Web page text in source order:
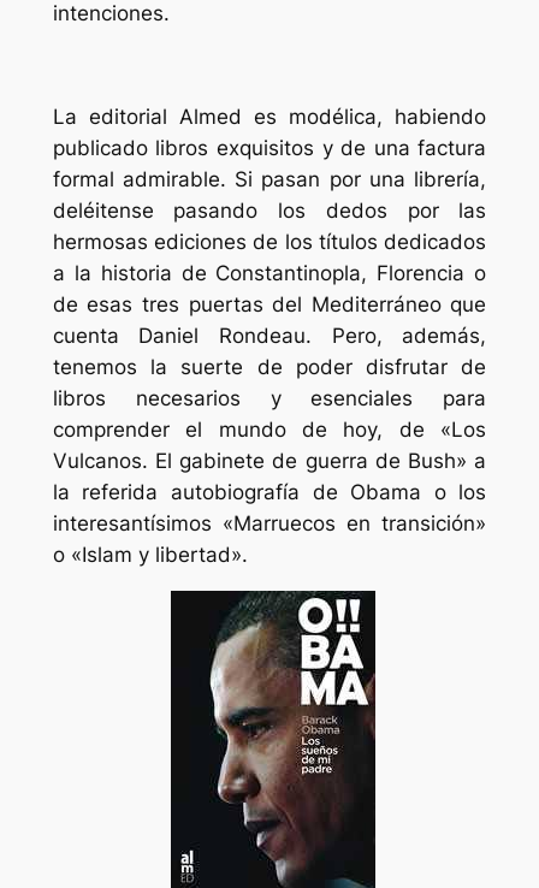
intenciones.
La editorial Almed es modélica, habiendo
publicado libros exquisitos y de una factura
formal admirable. Si pasan por una librería,
deléitense pasando los dedos por las
hermosas ediciones de los títulos dedicados
a la historia de Constantinopla, Florencia o
de esas tres puertas del Mediterráneo que
cuenta Daniel Rondeau. Pero, además,
tenemos la suerte de poder disfrutar de
libros necesarios y esenciales para
comprender el mundo de hoy, de «Los
Vulcanos. El gabinete de guerra de Bush» a
la referida autobiografía de Obama o los
interesantísimos «Marruecos en transición»
o «Islam y libertad».